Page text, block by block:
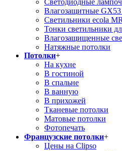
Светодиодные
Влагозащитные
Светильники ecola
Тонки светильники
Влагозащищенные
Натяжные потолки
Потолки+
На кухне
В гостиной
В спальне
В ванную
В прихожей
Тканевые потолки
Матовые потолки
Фотопечать
Французские потолки+
Цены на Clipso